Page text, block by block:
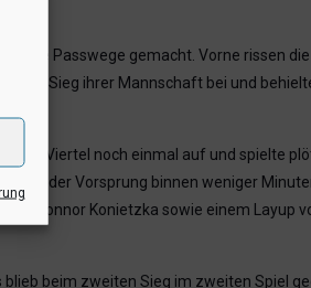
die Passwege gemacht. Vorne rissen die
zum Sieg ihrer Mannschaft bei und
Viertel noch einmal auf und spielte
der Vorsprung binnen weniger
Connor Konietzka sowie einem Layup
beim zweiten Sieg im zweiten Spiel